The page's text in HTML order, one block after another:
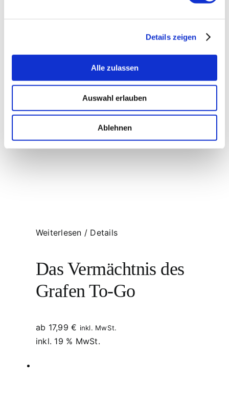
Details zeigen
Alle zulassen
Auswahl erlauben
Ablehnen
Weiterlesen / Details
Das Vermächtnis des
Grafen To-Go
ab 17,99€ inkl. MwSt.
inkl. 19 % MwSt.